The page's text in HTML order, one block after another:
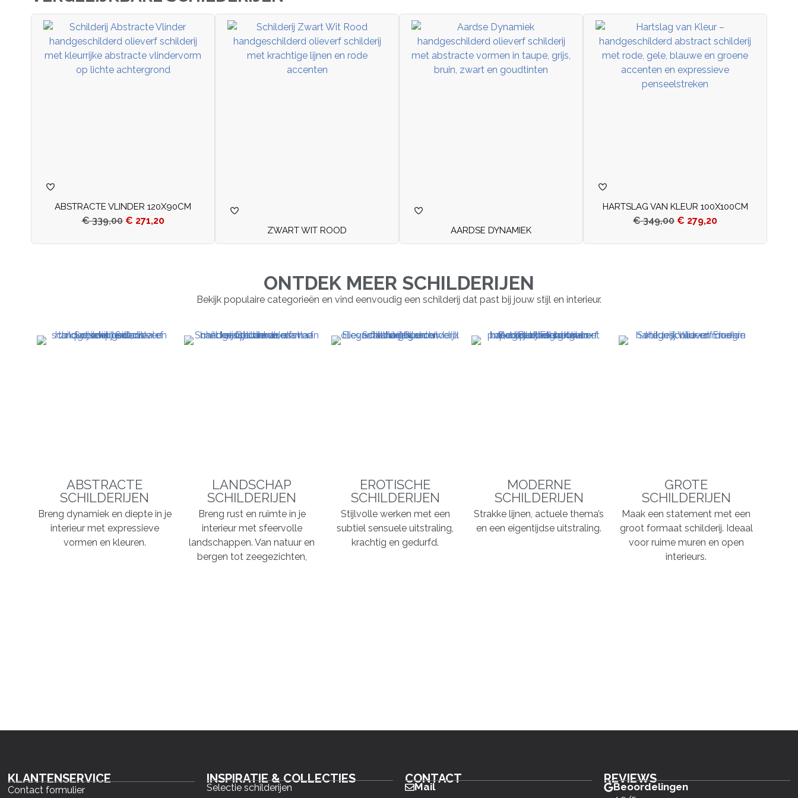
ABSTRACTE VLINDER 120X90CM
€339,00 € 271,20
ZWART WIT ROOD AARDSE DYNAMIEK
HARTSLAG VAN KLEUR 100X100CM
€349,00 € 279,20
ONTDEK MEER SCHILDERIJEN
Bekijk populaire categorieën en vind eenvoudig een schilderij dat past bij jouw stijl en interieur.
ABSTRACTE
SCHILDERIJEN
Breng dynamiek en diepte in je
interieur met expressieve
vormen en kleuren.
LANDSCHAP
SCHILDERIJEN
Breng rust en ruimte in je
interieur met sfeervolle
landschappen. Van natuur en
bergen tot zeegezichten,
EROTISCHE
SCHILDERIJEN
Stijlvolle werken met een
subtiel sensuele uitstraling,
krachtig en gedurfd.
MODERNE
SCHILDERIJEN
Strakke lijnen, actuele thema’s
en een eigentijdse uitstraling.
GROTE
SCHILDERIJEN
Maak een statement met een
groot formaat schilderij. Ideaal
voor ruime muren en open
interieurs.
KLANTENSERVICE
Contact formulier
INSPIRATIE & COLLECTIES
Selectie schilderijen
CONTACT
Mail
REVIEWS
Beoordelingen